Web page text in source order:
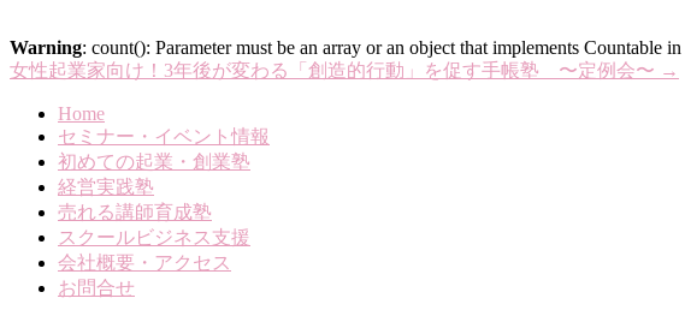
Warning: count(): Parameter must be an array or an object that implements Countable in
女性起業家向け！3年後が変わる「創造的行動」を促す手帳塾 〜定例会〜 →
Home
セミナー・イベント情報
初めての起業・創業塾
経営実践塾
売れる講師育成塾
スクールビジネス支援
会社概要・アクセス
お問合せ